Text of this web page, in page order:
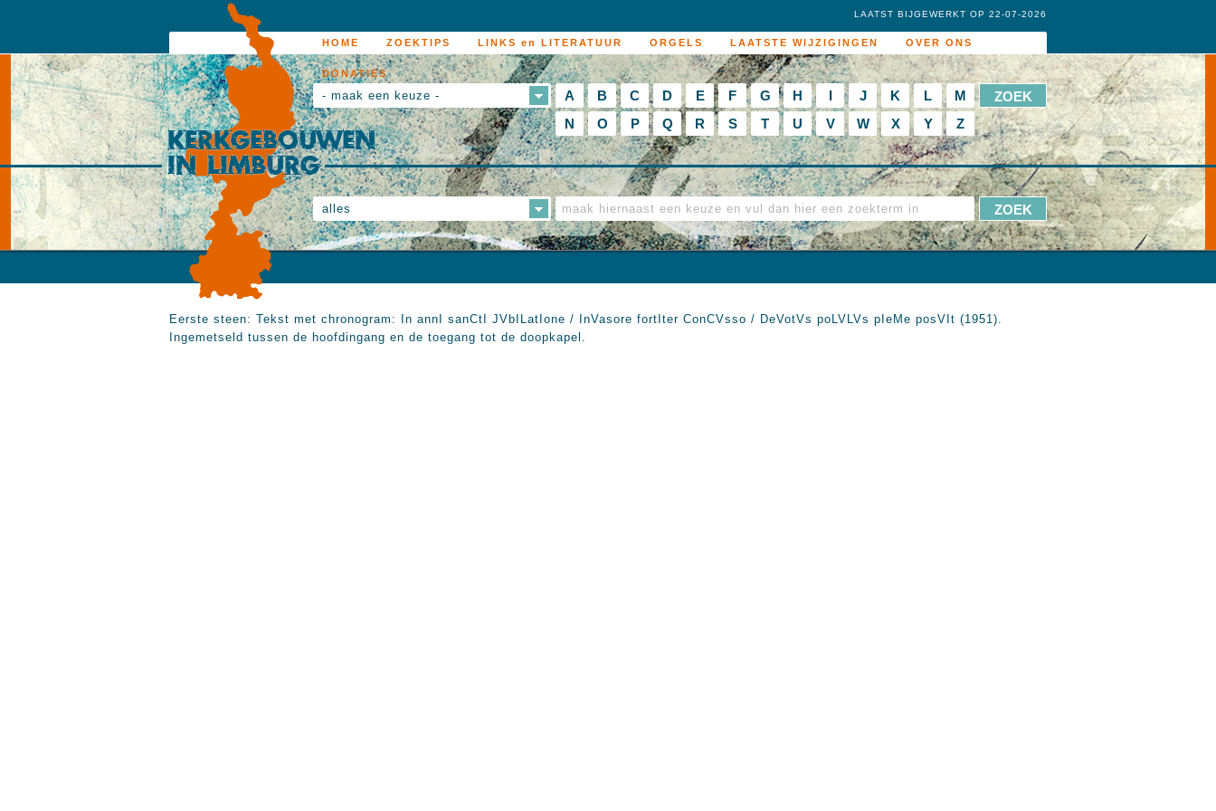
HOME ZOEKTIPS LINKS en LITERATUUR ORGELS LAATSTE WIJZIGINGEN OVER ONS
DONATIES
LAATST BIJGEWERKT OP 22-07-2026
- maak een keuze - A B C D E F G H I J K L
M
N
O P Q R S T U V W X Y Z
alles
Eerste steen: Tekst met chronogram: In annI sanCtI JVbILatIone / InVasore fortIter ConCVsso / DeVotVs poLVLVs pIeMe posVIt (1951).
Ingemetseld tussen de hoofdingang en de toegang tot de doopkapel.